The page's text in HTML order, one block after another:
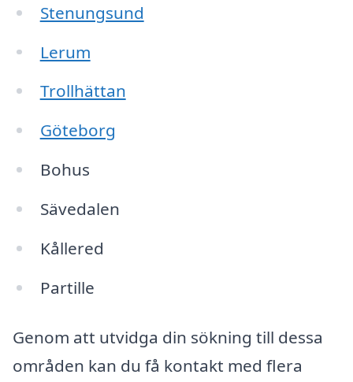
Stenungsund
Lerum
Trollhättan
Göteborg
Bohus
Sävedalen
Kållered
Partille
Genom att utvidga din sökning till dessa
områden kan du få kontakt med flera